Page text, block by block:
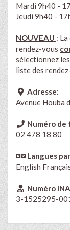
Mardi 9h40 -
Jeudi 9h40 -
NOUVEAU :
rendez-vous
sélectionnez
liste des
Adresse:
Avenue Houba
Numéro de
02 478 18 80
Langues
English
Numéro
3-1525295-